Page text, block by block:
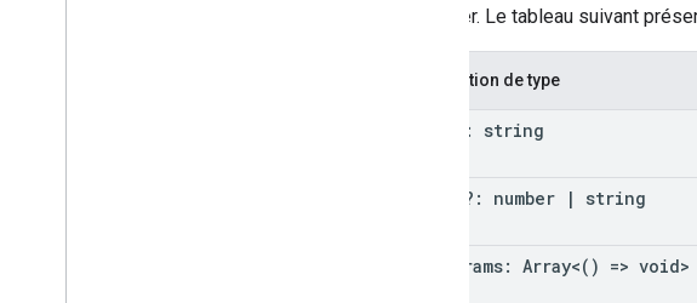
renvoyer. Le tableau suivant
Annotation de type
param: string
param?: number | string
params: Array<() => void>